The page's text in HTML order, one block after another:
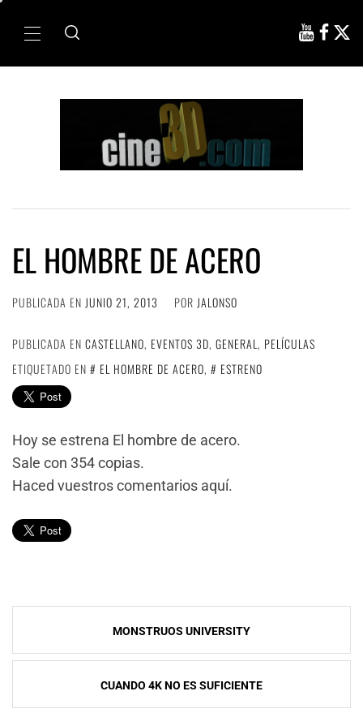
Menú
EL HOMBRE DE ACERO
PUBLICADA EN JUNIO 21, 2013 POR JALONSO
PUBLICADA EN CASTELLANO, EVENTOS 3D, GENERAL, PELÍCULAS
ETIQUETADO EN
EL HOMBRE DE ACERO, ESTRENO
Hoy se estrena El hombre de acero.
Sale con 354 copias.
Haced vuestros comentarios aquí.
Navegación
de
MONSTRUOS UNIVERSITY
CUANDO 4K NO ES SUFICIENTE